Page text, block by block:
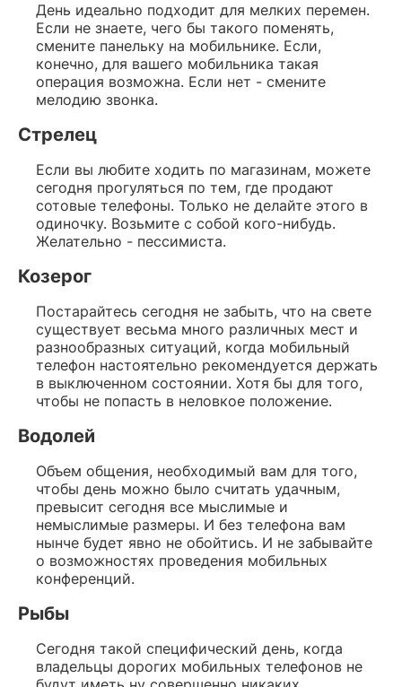
День идеально подходит для мелких перемен.
Если не знаете, чего бы такого поменять,
смените панельку на мобильнике. Если,
конечно, для вашего мобильника такая
операция возможна. Если нет - смените
мелодию звонка.
Стрелец
Если вы любите ходить по магазинам, можете
сегодня прогуляться по тем, где продают
сотовые телефоны. Только не делайте этого в
одиночку. Возьмите с собой кого-нибудь.
Желательно - пессимиста.
Козерог
Постарайтесь сегодня не забыть, что на свете
существует весьма много различных мест и
разнообразных ситуаций, когда мобильный
телефон настоятельно рекомендуется держать
в выключенном состоянии. Хотя бы для того,
чтобы не попасть в неловкое положение.
Водолей
Объем общения, необходимый вам для того,
чтобы день можно было считать удачным,
превысит сегодня все мыслимые и
немыслимые размеры. И без телефона вам
нынче будет явно не обойтись. И не забывайте
о возможностях проведения мобильных
конференций.
Рыбы
Сегодня такой специфический день, когда
владельцы дорогих мобильных телефонов не